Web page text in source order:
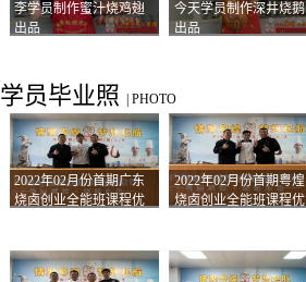
李学员制作蜜汁烧鸡翅
出品
今天学员制作深井烧鹅
出品
学员毕业照 PHOTO
2022年02月份首期广东
烧卤创业全能班课程优
2022年02月份首期粤煌
烧卤创业全能班课程优